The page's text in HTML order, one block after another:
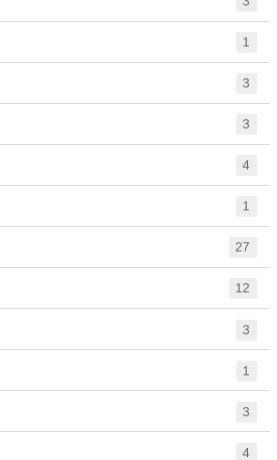
1
3
3
4
1
27
12
3
1
3
4